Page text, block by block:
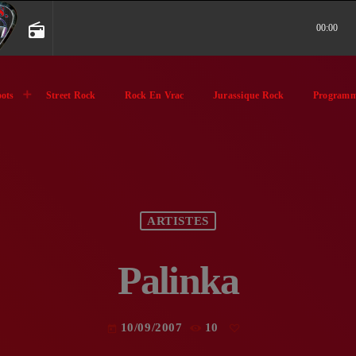
radio 00:00
Street Rock Rock En Vrac Jurassique Rock
ARTISTES
Palinka
10/09/2007 10